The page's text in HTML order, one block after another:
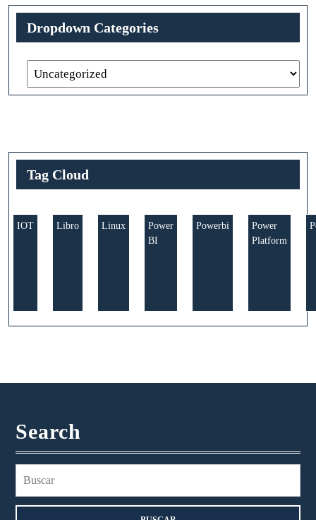
Dropdown Categories
Tag Cloud
IOT Libro Linux
Power
BI
Powerbi
Power
Platform
Search